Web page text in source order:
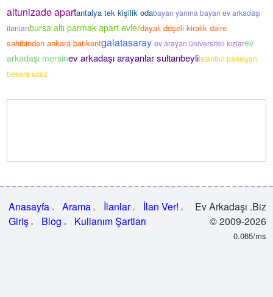
altunizade apartantalya tek kişilik odabayan yanına bayan ev arkadaşı
ilanlarıbursa altı parmak apart evlerdayalı döşeli kiralık daire
sahibinden ankara batıkentgalatasarayev arayan üniversiteli kızlarev
arkadaşı mersinev arkadaşı arayanlar sultanbeyliistanbul pansiyon
bekara ucuz
Anasayfa Arama İlanlar
İlan Ver!
Giriş
Blog Kullanım Şartları
Ev Arkadaşı .Biz
© 2009-2026
0.065/ms